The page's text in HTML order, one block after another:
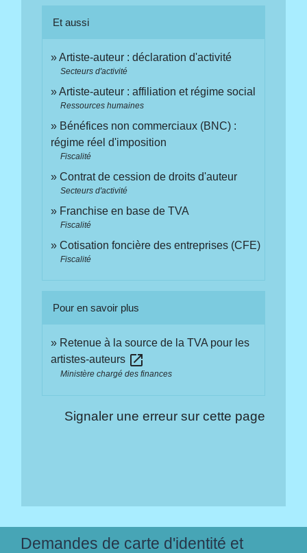
Et aussi
Artiste-auteur : déclaration d'activité
Secteurs d'activité
Artiste-auteur : affiliation et régime social
Ressources humaines
Bénéfices non commerciaux (BNC) :
régime réel d'imposition
Fiscalité
Contrat de cession de droits d'auteur
Secteurs d'activité
Franchise en base de TVA
Fiscalité
Cotisation foncière des entreprises (CFE)
Fiscalité
Pour en savoir plus
Retenue à la source de la TVA pour les
artistes-auteurs open_in_new
Ministère chargé des finances
Signaler une erreur sur cette page
Demandes de carte d'identité et